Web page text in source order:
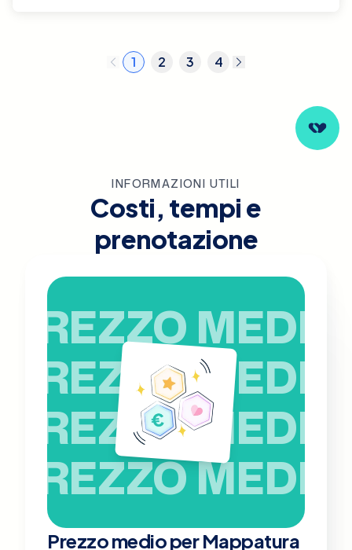
1 2 3 4
INFORMAZIONI UTILI
Costi, tempi e
prenotazione
PREZZO MEDIO
PREZZO MEDIO
PREZZO MEDIO
PREZZO MEDIO
Prezzo medio per Mappatura